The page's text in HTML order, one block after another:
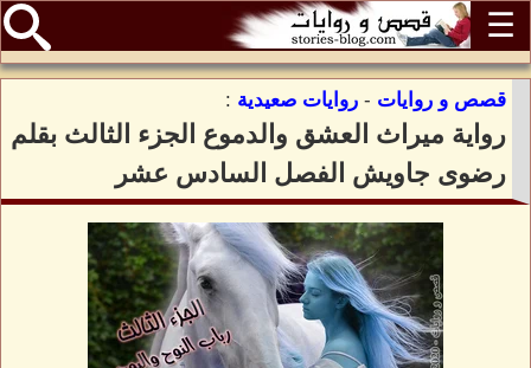
☰
قصص و روايات - روايات صعيدية :
رواية ميراث العشق والدموع الجزء الثالث بقلم
رضوى جاويش الفصل السادس عشر